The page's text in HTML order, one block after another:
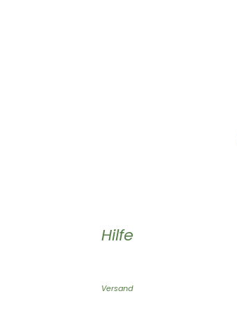
Hilfe
Versand